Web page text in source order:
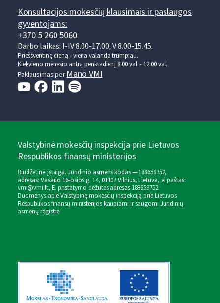
Konsultacijos mokesčių klausimais ir paslaugos
gyventojams:
+370 5 260 5060
Darbo laikas: I-IV 8.00-17.00, V 8.00-15.45.
Prieššventinę dieną - viena valanda trumpiau.
Kiekvieno mėnesio antrą penktadienį 8.00 val. - 12.00 val.
Paklausimas perMano VMI
Valstybinė mokesčių inspekcija prie Lietuvos
Respublikos finansų ministerijos
Biudžetinė įstaiga. Juridinio asmens kodas — 188659752,
adresas: Vasario 16-osios g. 14, 01107 Vilnius, Lietuva, el.paštas:
vmi@vmi.lt, E. pristatymo dėžutės adresas 188659752
Duomenys apie Valstybinę mokesčių inspekciją prie Lietuvos
Respublikos finansų ministerijos kaupiami ir saugomi Juridinių
asmenų registre